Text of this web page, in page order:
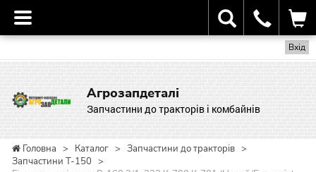
Вхід
Агрозапдеталі
Запчастини до тракторів і комбайнів
Головна > Каталог > Запчастини до тракторів >
Запчастини Т-150 >